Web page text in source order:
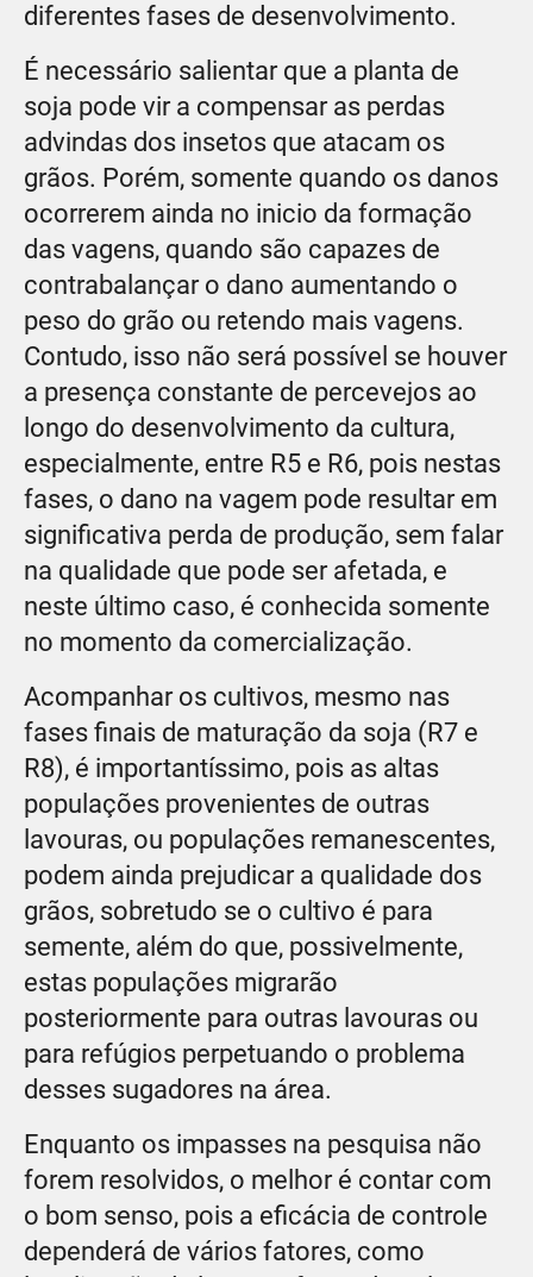
diferentes fases de desenvolvimento.
É necessário salientar que a planta de
soja pode vir a compensar as perdas
advindas dos insetos que atacam os
grãos. Porém, somente quando os danos
ocorrerem ainda no inicio da formação
das vagens, quando são capazes de
contrabalançar o dano aumentando o
peso do grão ou retendo mais vagens.
Contudo, isso não será possível se houver
a presença constante de percevejos ao
longo do desenvolvimento da cultura,
especialmente, entre R5 e R6, pois nestas
fases, o dano na vagem pode resultar em
significativa perda de produção, sem falar
na qualidade que pode ser afetada, e
neste último caso, é conhecida somente
no momento da comercialização.
Acompanhar os cultivos, mesmo nas
fases finais de maturação da soja (R7 e
R8), é importantíssimo, pois as altas
populações provenientes de outras
lavouras, ou populações remanescentes,
podem ainda prejudicar a qualidade dos
grãos, sobretudo se o cultivo é para
semente, além do que, possivelmente,
estas populações migrarão
posteriormente para outras lavouras ou
para refúgios perpetuando o problema
desses sugadores na área.
Enquanto os impasses na pesquisa não
forem resolvidos, o melhor é contar com
o bom senso, pois a eficácia de controle
dependerá de vários fatores, como